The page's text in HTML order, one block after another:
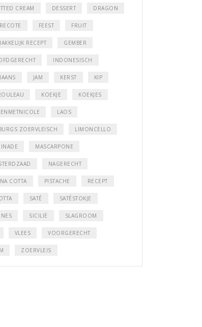
CREAM DESSERT DRAGON
FEEST FRUIT
RECEPT GEMBER
INDONESISCH
JAM KERST KIP
KOEKJE KOEKJES
LAOS
ZOERVLEISCH LIMONCELLO
MASCARPONE
NAGERECHT
COTTA PISTACHE RECEPT
SATÉ SATÉSTOKJE
SICILIË SLAGROOM
VLEES VOORGERECHT
ZOERVLEIS